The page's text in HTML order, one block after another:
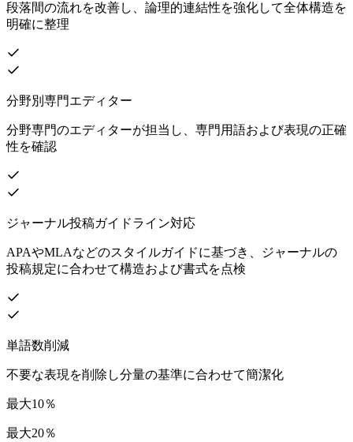
段落間の流れを改善し、論理的連結性を強化して全体構造を
明確に整理
分野別専門エディター
分野専門のエディターが担当し、専門用語および表現の正確
性を確認
ジャーナル投稿ガイドライン対応
APAやMLAなどのスタイルガイドに基づき、ジャーナルの
投稿規定に合わせて構造および書式を点検
単語数削減
不要な表現を削除し分量の基準に合わせて簡潔化
最大10％
最大20％